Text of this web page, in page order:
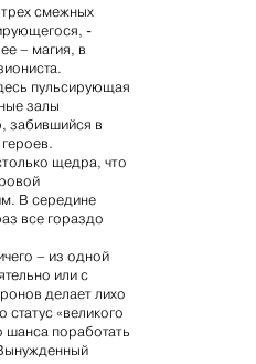
смежных
-
– магия, в
пульсирующая
залы
забившийся в
щедра, что
В середине
все гораздо
– из одной
или с
делает лихо
«великого
шанса поработать